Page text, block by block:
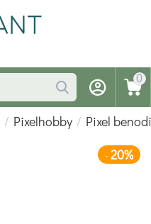
0
/ Pixelhobby / Pixel
-20%